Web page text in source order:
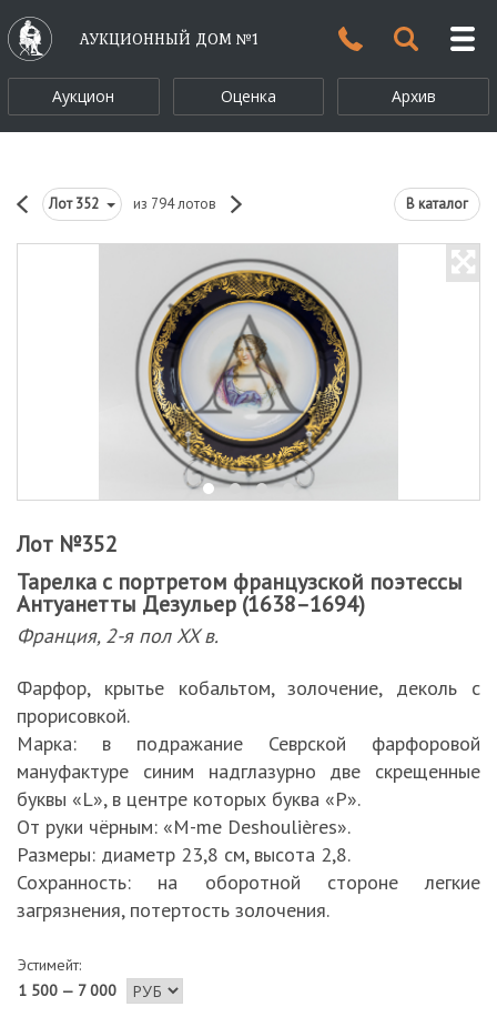
АУКЦИОННЫЙ ДОМ №1
Аукцион Оценка Архив
Лот352 из 794 лотов В каталог
Лот №352
Тарелка с портретом французской поэтессы
Антуанетты Дезульер (1638–1694)
Франция, 2-я пол XX в.
Фарфор, крытье кобальтом, золочение, деколь с
прорисовкой.
Марка: в подражание Севрской фарфоровой
мануфактуре синим надглазурно две скрещенные
буквы «L», в центре которых буква «P».
От руки чёрным: «M-me Deshoulières».
Размеры: диаметр 23,8 см, высота 2,8.
Сохранность: на оборотной стороне легкие
загрязнения, потертость золочения.
Эстимейт:
1 500 — 7 000